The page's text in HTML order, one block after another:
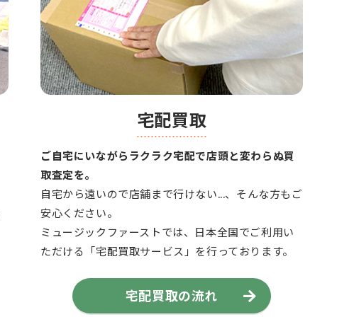
宅配買取
ご自宅にいながらラクラク宅配で店頭と変わらぬ買
取査定を。
自宅から遠いので店舗まで行けない...、そんな方もご
安心ください。
ミュージックファーストでは、日本全国でご利用い
ただける「宅配買取サービス」を行っております。
宅配買取の流れ